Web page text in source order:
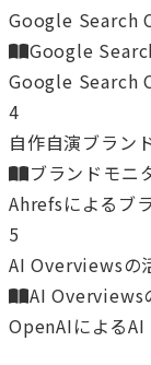
Google Search
Google
Google Search
4
自作自演ブラン
ブランドモニ
Ahrefsによるブ
5
AI Overviewsの
AI Overviews
OpenAIによる